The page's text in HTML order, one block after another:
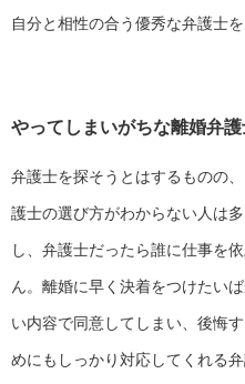
自分と相性の合う優秀な弁護士
やってしまいがちな離婚弁
弁護士を探そうとはするものの
護士の選び方がわからない人は
し、弁護士だったら誰に仕事を
ん。離婚に早く決着をつけたい
い内容で同意してしまい、後悔
めにもしっかり対応してくれる